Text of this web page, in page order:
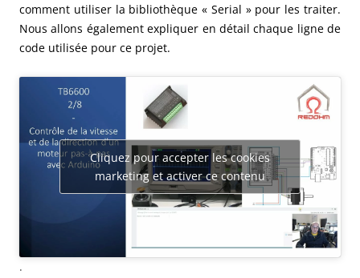
comment utiliser la bibliothèque « Serial » pour les traiter.
Nous allons également expliquer en détail chaque ligne de
code utilisée pour ce projet.
Cliquez pour accepter les cookies
marketing et activer ce contenu
.